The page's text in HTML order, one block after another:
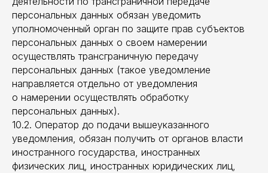
персональных данных обязан уведомить
уполномоченный орган по защите прав субъектов
персональных данных о своем намерении
осуществлять трансграничную передачу
персональных данных (такое уведомление
направляется отдельно от уведомления
о намерении осуществлять обработку
персональных данных).
10.2. Оператор до подачи вышеуказанного
уведомления, обязан получить от органов власти
иностранного государства, иностранных
физических лиц, иностранных юридических лиц,